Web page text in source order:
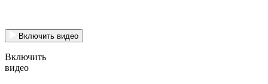
Включить видео
Включить
видео